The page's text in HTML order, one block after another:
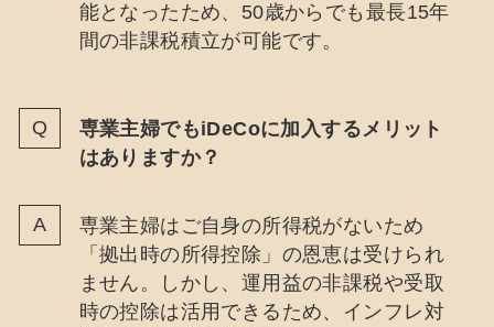
能となったため、50歳からでも最長15年
間の非課税積立が可能です。
専業主婦でもiDeCoに加入するメリット
はありますか？
専業主婦はご自身の所得税がないため
「拠出時の所得控除」の恩恵は受けられ
ません。しかし、運用益の非課税や受取
時の控除は活用できるため、インフレ対